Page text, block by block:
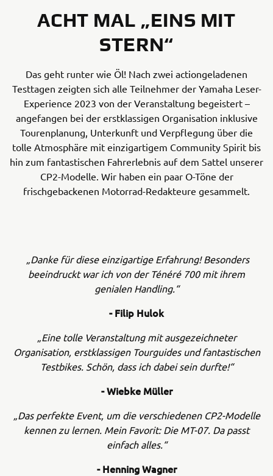
ACHT MAL „EINS MIT
STERN“
Das geht runter wie Öl! Nach zwei actiongeladenen
Testtagen zeigten sich alle Teilnehmer der Yamaha Leser-
Experience 2023 von der Veranstaltung begeistert –
angefangen bei der erstklassigen Organisation inklusive
Tourenplanung, Unterkunft und Verpflegung über die
tolle Atmosphäre mit einzigartigem Community Spirit bis
hin zum fantastischen Fahrerlebnis auf dem Sattel unserer
CP2-Modelle. Wir haben ein paar O-Töne der
frischgebackenen Motorrad-Redakteure gesammelt.
„Danke für diese einzigartige Erfahrung! Besonders
beeindruckt war ich von der Ténéré 700 mit ihrem
genialen Handling.“
- Filip Hulok
„Eine tolle Veranstaltung mit ausgezeichneter
Organisation, erstklassigen Tourguides und fantastischen
Testbikes. Schön, dass ich dabei sein durfte!“
- Wiebke Müller
„Das perfekte Event, um die verschiedenen CP2-Modelle
kennen zu lernen. Mein Favorit: Die MT-07. Da passt
einfach alles.“
- Henning Wagner